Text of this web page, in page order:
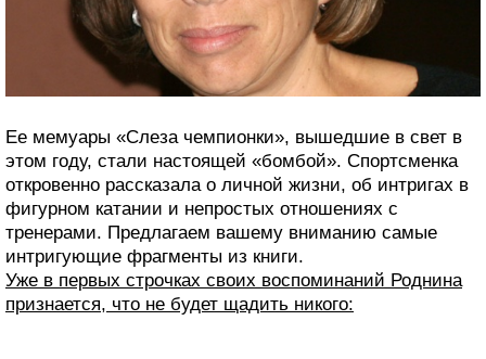
Ее мемуары «Слеза чемпионки», вышедшие в свет в
этом году, стали настоящей «бомбой». Спортсменка
откровенно рассказала о личной жизни, об интригах в
фигурном катании и непростых отношениях с
тренерами. Предлагаем вашему вниманию самые
интригующие фрагменты из книги.
Уже в первых строчках своих воспоминаний Роднина
признается, что не будет щадить никого: